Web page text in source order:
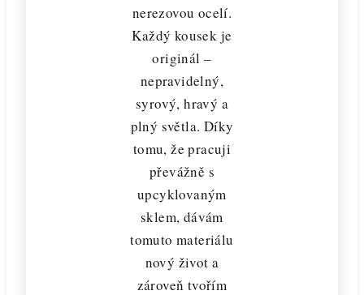
nerezovou ocelí.
Každý kousek je
originál –
nepravidelný,
syrový, hravý a
plný světla. Díky
tomu, že pracuji
převážně s
upcyklovaným
sklem, dávám
tomuto materiálu
nový život a
zároveň tvořím